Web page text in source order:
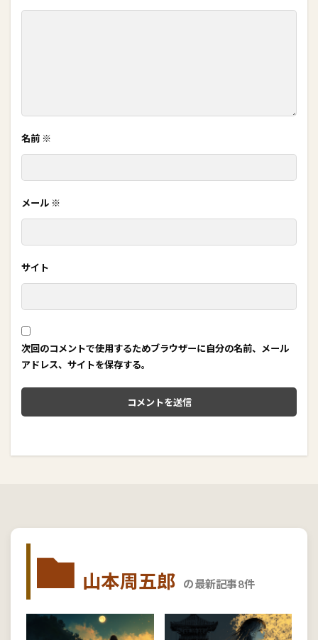
名前 ※
メール ※
サイト
次回のコメントで使用するためブラウザーに自分の名前、メール
アドレス、サイトを保存する。
山本周五郎 の最新記事8件